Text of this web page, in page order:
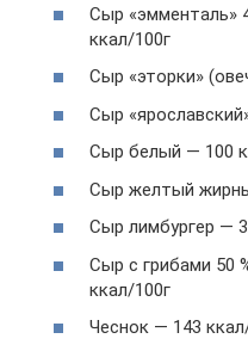
Сыр «эмменталь»
ккал/100г
Сыр «эторки»
Сыр
Сыр белый — 100
Сыр желтый
Сыр лимбургер —
Сыр с грибами 50
ккал/100г
Чеснок — 143